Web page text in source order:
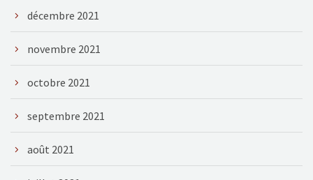
décembre 2021
novembre 2021
octobre 2021
septembre 2021
août 2021